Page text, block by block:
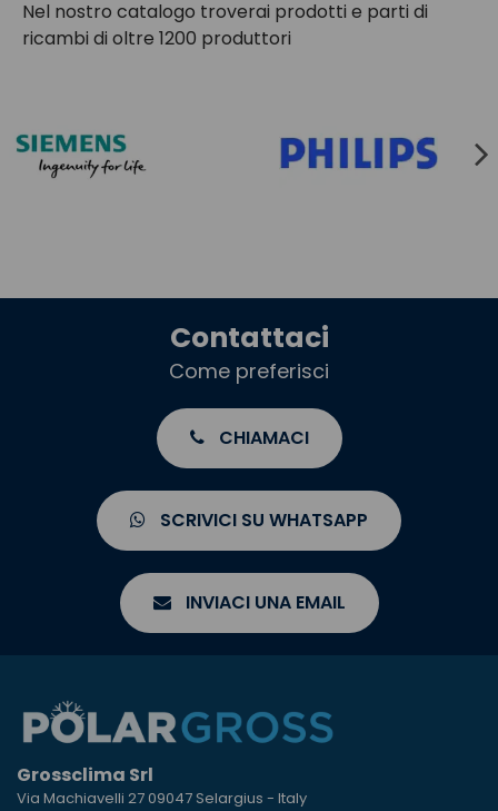
Nel nostro catalogo troverai prodotti e parti di
ricambi di oltre 1200 produttori
Contattaci
Come preferisci
CHIAMACI
SCRIVICI SU WHATSAPP
INVIACI UNA EMAIL
Grossclima Srl
Via Machiavelli 27 09047 Selargius - Italy